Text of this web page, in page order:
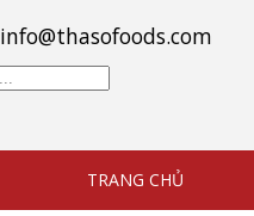
info@thasofoods.com
TRANG CHỦ
cồi sò điệp